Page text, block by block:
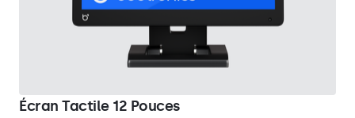
Écran Tactile 12 Pouces